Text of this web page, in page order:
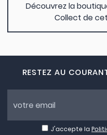
Découvrez la
Collect de
RESTEZ AU
J'accepte la